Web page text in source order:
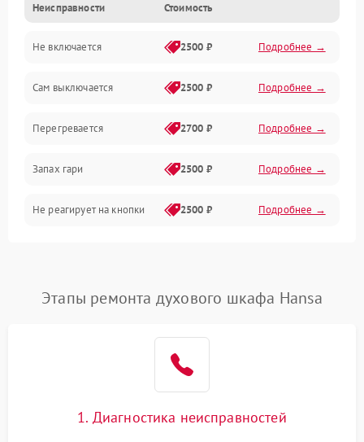
Неисправности Стоимость
Не включается 2500 ₽ Подробнее →
Сам выключается 2500 ₽ Подробнее →
Перегревается 2700 ₽ Подробнее →
Запах гари 2500 ₽ Подробнее →
Не реагирует на кнопки 2500 ₽ Подробнее →
Этапы ремонта духового шкафа Hansa
1. Диагностика неисправностей